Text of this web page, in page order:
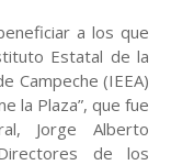
a los que
Estatal de la
Campeche (IEEA)
la Plaza”, que fue
Jorge Alberto
de los